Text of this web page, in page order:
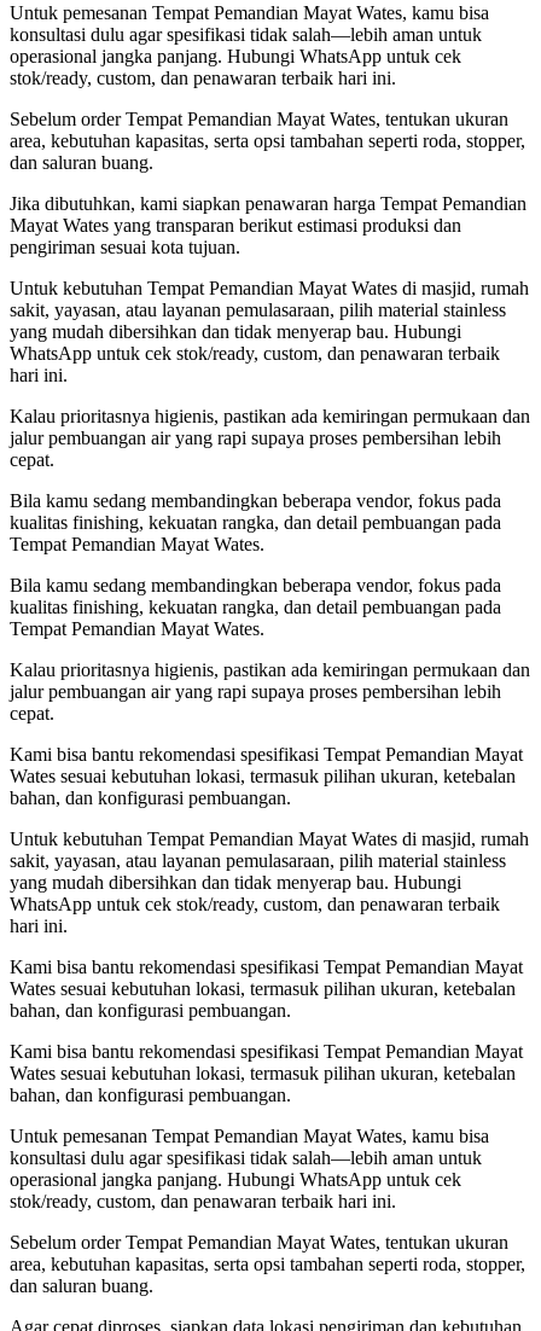
Untuk pemesanan Tempat Pemandian Mayat Wates, kamu bisa
konsultasi dulu agar spesifikasi tidak salah—lebih aman untuk
operasional jangka panjang. Hubungi WhatsApp untuk cek
stok/ready, custom, dan penawaran terbaik hari ini.
Sebelum order Tempat Pemandian Mayat Wates, tentukan ukuran
area, kebutuhan kapasitas, serta opsi tambahan seperti roda, stopper,
dan saluran buang.
Jika dibutuhkan, kami siapkan penawaran harga Tempat Pemandian
Mayat Wates yang transparan berikut estimasi produksi dan
pengiriman sesuai kota tujuan.
Untuk kebutuhan Tempat Pemandian Mayat Wates di masjid, rumah
sakit, yayasan, atau layanan pemulasaraan, pilih material stainless
yang mudah dibersihkan dan tidak menyerap bau. Hubungi
WhatsApp untuk cek stok/ready, custom, dan penawaran terbaik
hari ini.
Kalau prioritasnya higienis, pastikan ada kemiringan permukaan dan
jalur pembuangan air yang rapi supaya proses pembersihan lebih
cepat.
Bila kamu sedang membandingkan beberapa vendor, fokus pada
kualitas finishing, kekuatan rangka, dan detail pembuangan pada
Tempat Pemandian Mayat Wates.
Bila kamu sedang membandingkan beberapa vendor, fokus pada
kualitas finishing, kekuatan rangka, dan detail pembuangan pada
Tempat Pemandian Mayat Wates.
Kalau prioritasnya higienis, pastikan ada kemiringan permukaan dan
jalur pembuangan air yang rapi supaya proses pembersihan lebih
cepat.
Kami bisa bantu rekomendasi spesifikasi Tempat Pemandian Mayat
Wates sesuai kebutuhan lokasi, termasuk pilihan ukuran, ketebalan
bahan, dan konfigurasi pembuangan.
Untuk kebutuhan Tempat Pemandian Mayat Wates di masjid, rumah
sakit, yayasan, atau layanan pemulasaraan, pilih material stainless
yang mudah dibersihkan dan tidak menyerap bau. Hubungi
WhatsApp untuk cek stok/ready, custom, dan penawaran terbaik
hari ini.
Kami bisa bantu rekomendasi spesifikasi Tempat Pemandian Mayat
Wates sesuai kebutuhan lokasi, termasuk pilihan ukuran, ketebalan
bahan, dan konfigurasi pembuangan.
Kami bisa bantu rekomendasi spesifikasi Tempat Pemandian Mayat
Wates sesuai kebutuhan lokasi, termasuk pilihan ukuran, ketebalan
bahan, dan konfigurasi pembuangan.
Untuk pemesanan Tempat Pemandian Mayat Wates, kamu bisa
konsultasi dulu agar spesifikasi tidak salah—lebih aman untuk
operasional jangka panjang. Hubungi WhatsApp untuk cek
stok/ready, custom, dan penawaran terbaik hari ini.
Sebelum order Tempat Pemandian Mayat Wates, tentukan ukuran
area, kebutuhan kapasitas, serta opsi tambahan seperti roda, stopper,
dan saluran buang.
Agar cepat diproses, siapkan data lokasi pengiriman dan kebutuhan